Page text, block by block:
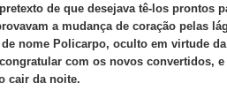
de que desejava tê-los prontos
a mudança de coração pelas
nome Policarpo, oculto em virtude
com os novos convertidos,
cair da noite.